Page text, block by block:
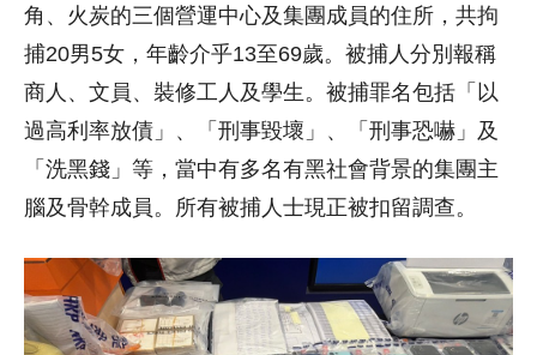
角、火炭的三個營運中心及集團成員的住所，共拘
捕20男5女，年齡介乎13至69歲。被捕人分別報稱
商人、文員、裝修工人及學生。被捕罪名包括「以
過高利率放債」、「刑事毀壞」、「刑事恐嚇」及
「洗黑錢」等，當中有多名有黑社會背景的集團主
腦及骨幹成員。所有被捕人士現正被扣留調查。